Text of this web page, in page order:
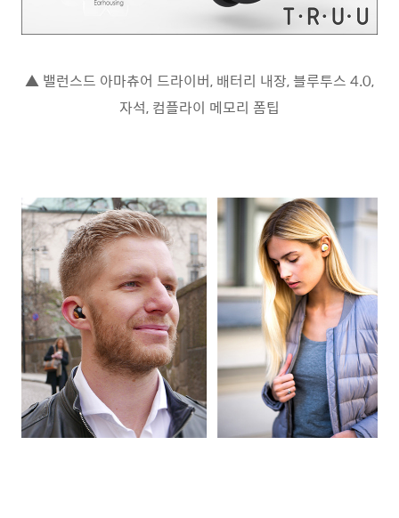
▲ 밸런스드 아마츄어 드라이버, 배터리 내장, 블루투스 4.0,
자석, 컴플라이 메모리 폼팁